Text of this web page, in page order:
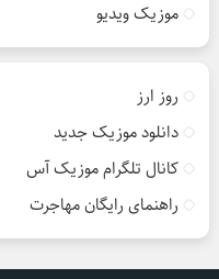
موزیک ویدیو
روز ارز
دانلود موزیک جدید
کانال تلگرام موزیک آس
راهنمای رایگان مهاجرت